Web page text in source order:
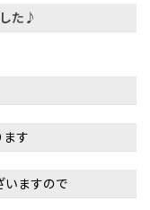
た♪
す
いますので